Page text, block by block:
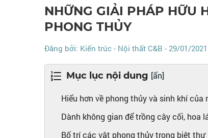
NHỮNG GIẢI PHÁP HỮU
PHONG THỦY
Đăng bởi: Kiến trúc - Nội thất C&B - 29/01/2021
Mục lục nội dung [ẩn]
Hiểu hơn về phong thủy và sinh khí của
Dành không gian để trồng cây cối, hoa
Bố trí các vật phong thủy trong biệt thự